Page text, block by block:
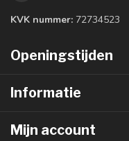
KVK nummer: 72734523
Openingstijden
Informatie
Mijn account